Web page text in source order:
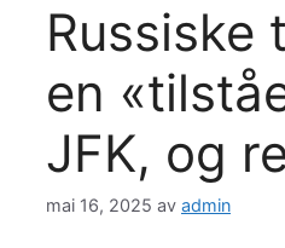
Russiske
en
JFK, og
mai 16, 2025 av admin